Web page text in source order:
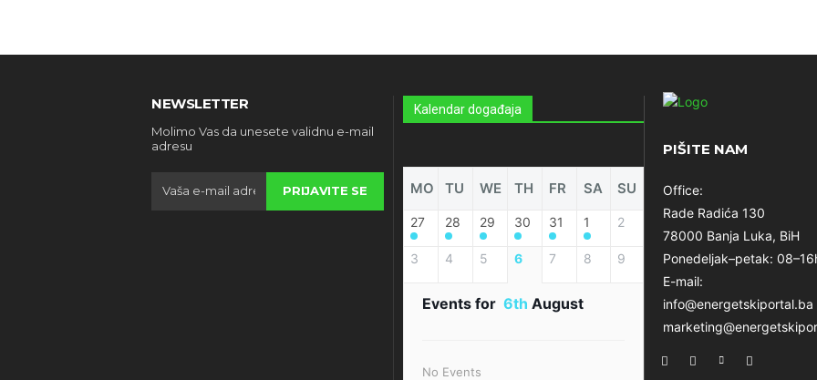
NEWSLETTER
Molimo Vas da unesete validnu e-mail
adresu
PRIJAVITE SE
Kalendar događaja
MO TU WE TH FR SA SU
27 28 29 30 31 1 2
3 4 5 6 7 8 9
Events for 6th August
No Events
PIŠITE NAM
Office:
Rade Radića 130
78000 Banja Luka, BiH
Ponedeljak–petak:
E-mail:
info@energetskiportal.ba